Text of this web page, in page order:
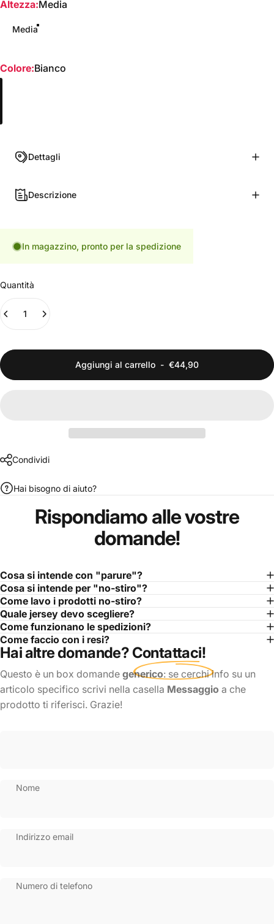
Altezza
Altezza:Media
Media
Colore
Colore:Bianco
Dettagli
Descrizione
In magazzino, pronto per la spedizione
Quantità
Aggiungi al carrello - €44,90
Condividi
Hai bisogno di aiuto?
Rispondiamo allevostre
domande!
Cosa si intende con "parure"?
Cosa si intende per "no-stiro"?
Come lavo i prodotti no-stiro?
Quale jersey devo scegliere?
Come funzionano le spedizioni?
Come faccio con i resi?
Hai altre domande? Contattaci!
Questo è un box domande generico: se cerchi info su un
articolo specifico scrivi nella casella Messaggio a che
prodotto ti riferisci. Grazie!
Nome
Indirizzo email
Numero di telefono